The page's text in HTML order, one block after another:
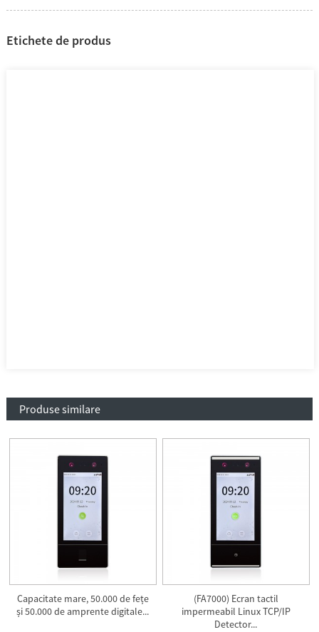
Etichete de produs
Produse similare
Capacitate mare, 50.000 de fețe
și 50.000 de amprente digitale...
(FA7000) Ecran tactil
impermeabil Linux TCP/IP
Detector...